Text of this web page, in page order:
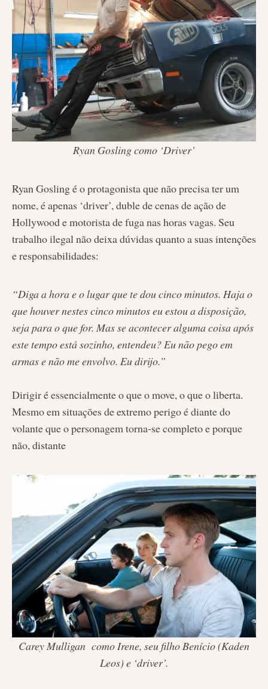
Ryan Gosling como ‘Driver’
Ryan Gosling é o protagonista que não precisa ter um
nome, é apenas ‘driver’, duble de cenas de ação de
Hollywood e motorista de fuga nas horas vagas. Seu
trabalho ilegal não deixa dúvidas quanto a suas intenções
e responsabilidades:
“Diga a hora e o lugar que te dou cinco minutos. Haja o
que houver nestes cinco minutos eu estou a disposição,
seja para o que for. Mas se acontecer alguma coisa após
este tempo está sozinho, entendeu? Eu não pego em
armas e não me envolvo. Eu dirijo.”
Dirigir é essencialmente o que o move, o que o liberta.
Mesmo em situações de extremo perigo é diante do
volante que o personagem torna-se completo e porque
não, distante
Carey Mulligan como Irene, seu filho Benício (Kaden
Leos) e ‘driver’.